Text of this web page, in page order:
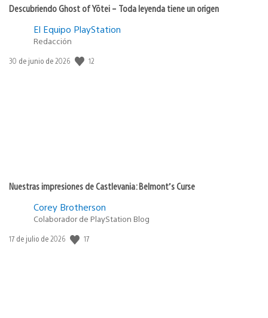
Descubriendo Ghost of Yōtei – Toda leyenda tiene un origen
El Equipo PlayStation
Redacción
Fecha
30 de junio de 2026 12
Nuestras impresiones de Castlevania: Belmont’s Curse
Corey Brotherson
Colaborador de PlayStation Blog
Fecha
17 de julio de 2026 17